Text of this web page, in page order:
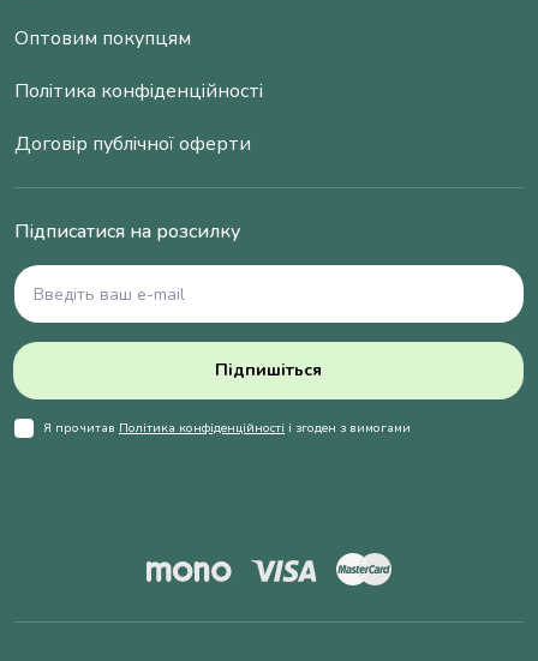
Оптовим покупцям
Політика конфіденційності
Договір публічної оферти
Підписатися на розсилку
Підпишіться
Я прочитав Політика конфіденційності і згоден з вимогами